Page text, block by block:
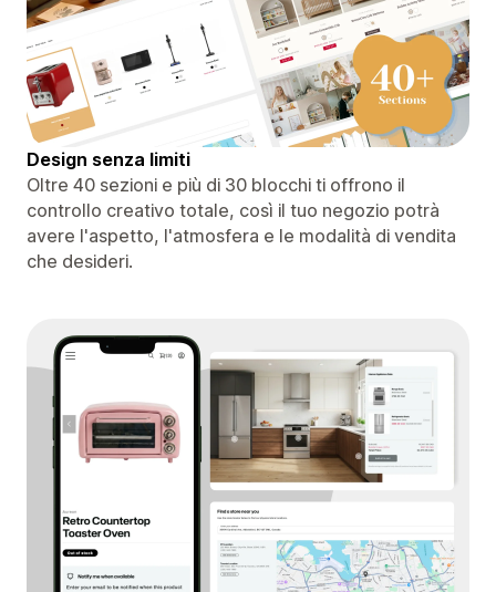
Design senza limiti
Oltre 40 sezioni e più di 30 blocchi ti offrono il
controllo creativo totale, così il tuo negozio potrà
avere l'aspetto, l'atmosfera e le modalità di vendita
che desideri.